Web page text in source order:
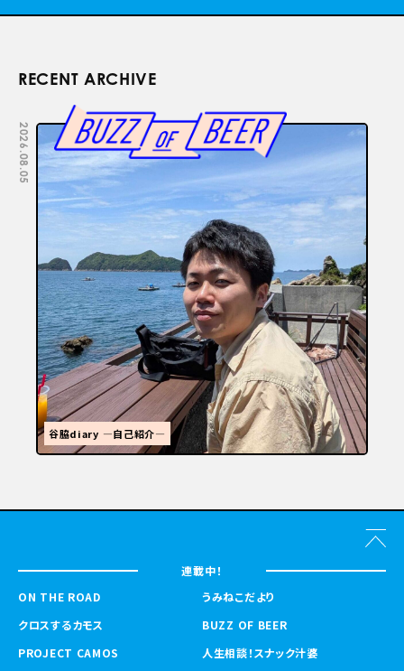
RECENT ARCHIVE
2026.08.05
福岡といえばラーメン
連載中！
ON THE ROAD
クロスするカモス
PROJECT CAMOS
うみねこだより
BUZZ OF BEER
人生相談！スナック汁婆